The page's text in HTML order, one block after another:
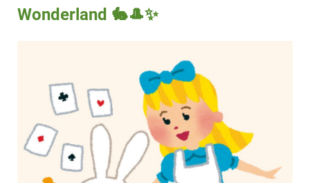
Wonderland 🐇🎩✨